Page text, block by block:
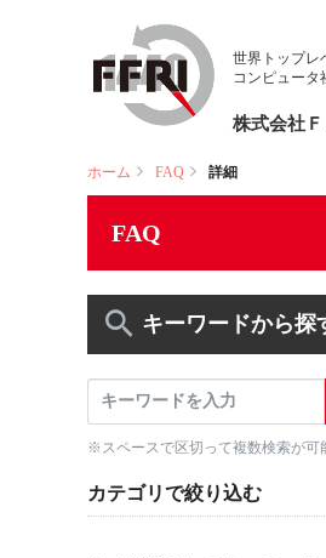
世界トップレ
コンピュータ
株式会社
ホーム FAQ 詳細
FAQ
キーワードから探
※スペースで区切って複数検索が可
カテゴリで絞り込む